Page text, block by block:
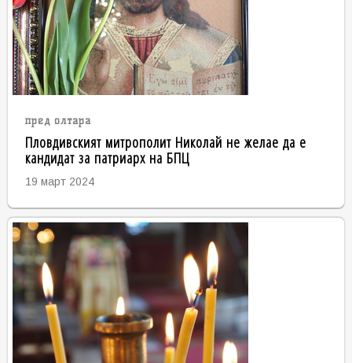
пред олтара
Пловдивският митрополит Николай не желае да е
кандидат за патриарх на БПЦ
19 март 2024